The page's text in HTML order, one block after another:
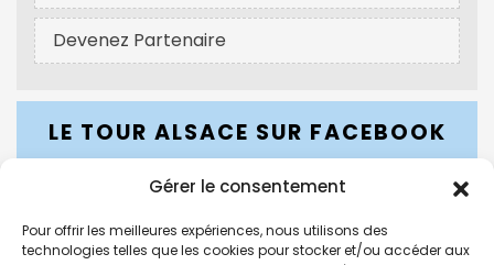
Gérer le consentement
Pour offrir les meilleures expériences, nous utilisons des
technologies telles que les cookies pour stocker et/ou accéder aux
Devenez Partenaire
LE TOUR ALSACE SUR FACEBOOK
LE TOUR ALSACE SUR INSTAGRAM